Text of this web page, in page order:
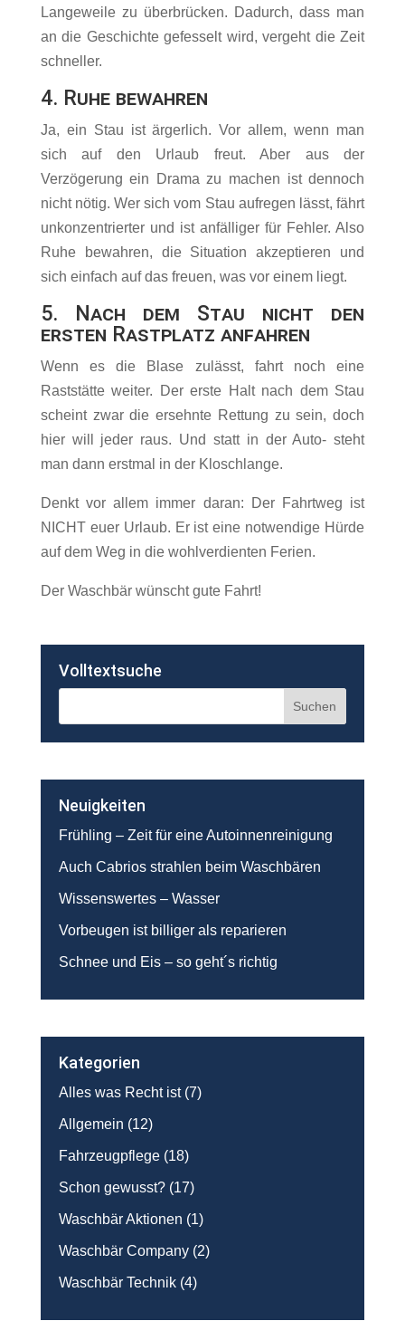
Langeweile zu überbrücken. Dadurch, dass man
an die Geschichte gefesselt wird, vergeht die Zeit
schneller.
4. Ruhe bewahren
Ja, ein Stau ist ärgerlich. Vor allem, wenn man
sich auf den Urlaub freut. Aber aus der
Verzögerung ein Drama zu machen ist dennoch
nicht nötig. Wer sich vom Stau aufregen lässt, fährt
unkonzentrierter und ist anfälliger für Fehler. Also
Ruhe bewahren, die Situation akzeptieren und
sich einfach auf das freuen, was vor einem liegt.
5. Nach dem Stau nicht den
ersten Rastplatz anfahren
Wenn es die Blase zulässt, fahrt noch eine
Raststätte weiter. Der erste Halt nach dem Stau
scheint zwar die ersehnte Rettung zu sein, doch
hier will jeder raus. Und statt in der Auto- steht
man dann erstmal in der Kloschlange.
Denkt vor allem immer daran: Der Fahrtweg ist
NICHT euer Urlaub. Er ist eine notwendige Hürde
auf dem Weg in die wohlverdienten Ferien.
Der Waschbär wünscht gute Fahrt!
Volltextsuche
Neuigkeiten
Frühling – Zeit für eine Autoinnenreinigung
Auch Cabrios strahlen beim Waschbären
Wissenswertes – Wasser
Vorbeugen ist billiger als reparieren
Schnee und Eis – so geht´s richtig
Kategorien
Alles was Recht ist(7)
Allgemein (12)
Fahrzeugpflege(18)
Schon gewusst?(17)
Waschbär Aktionen (1)
Waschbär Company(2)
Waschbär Technik(4)